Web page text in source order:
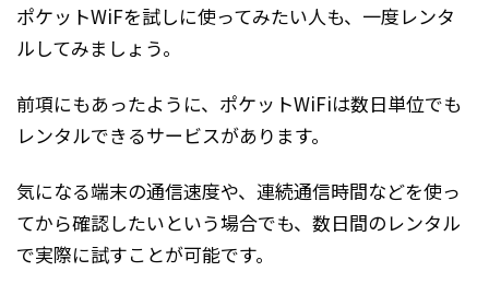
ポケットWiFを試しに使ってみたい人も、一度レンタ
ルしてみましょう。
前項にもあったように、ポケットWiFiは数日単位でも
レンタルできるサービスがあります。
気になる端末の通信速度や、連続通信時間などを使っ
てから確認したいという場合でも、数日間のレンタル
で実際に試すことが可能です。